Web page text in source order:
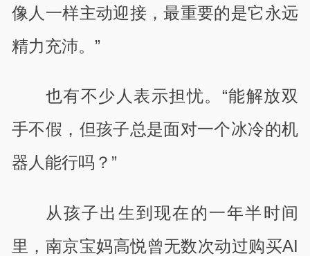
像人一样主动迎接，最重要的是它永远
精力充沛。”
也有不少人表示担忧。“能解放双
手不假，但孩子总是面对一个冰冷的机
器人能行吗？”
从孩子出生到现在的一年半时间
里，南京宝妈高悦曾无数次动过购买AI